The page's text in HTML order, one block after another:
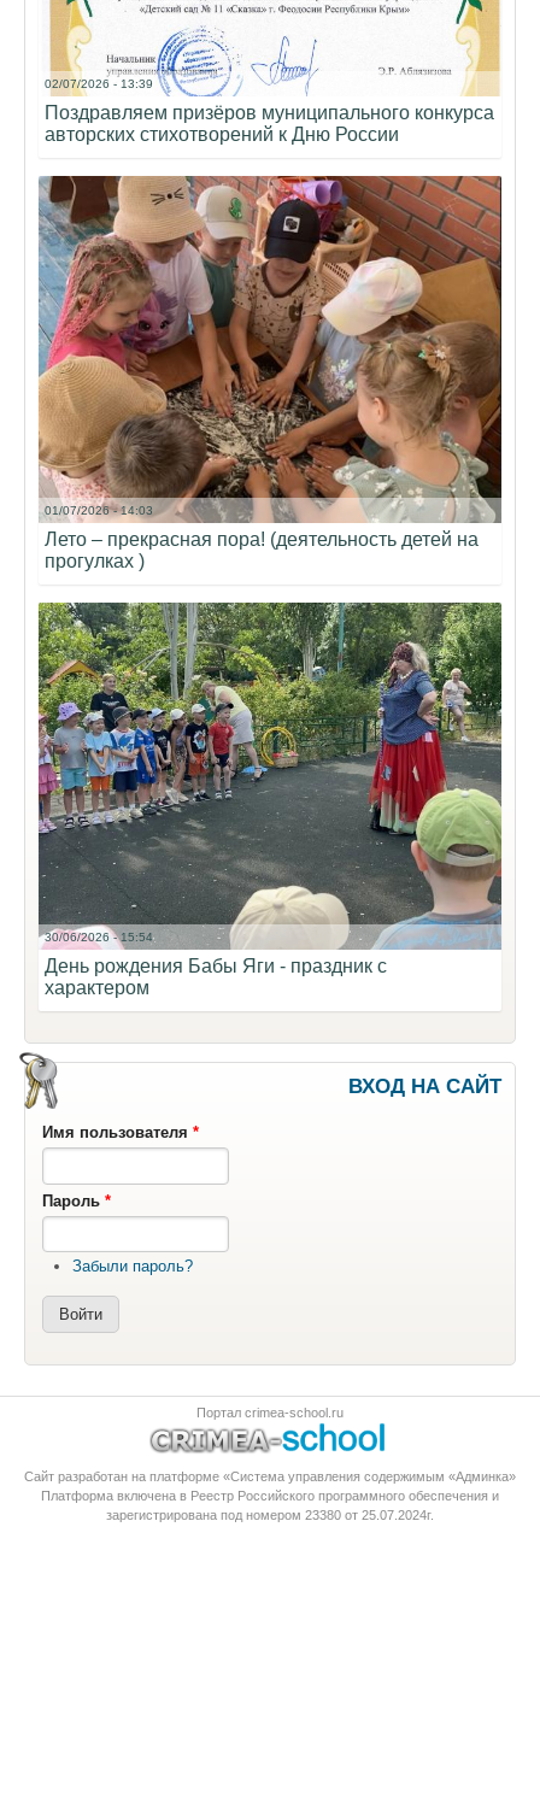
02/07/2026 - 13:39
Поздравляем призёров муниципального конкурса
авторских стихотворений к Дню России
01/07/2026 - 14:03
Лето – прекрасная пора! (деятельность детей на
прогулках )
30/06/2026 - 15:54
День рождения Бабы Яги - праздник с
характером
ВХОД НА САЙТ
Имя пользователя *
Пароль *
Забыли пароль?
Портал crimea-school.ru
Сайт разработан на платформе «Система управления содержимым «Админка»
Платформа включена в Реестр Российского программного обеспечения и
зарегистрирована под номером 23380 от 25.07.2024г.